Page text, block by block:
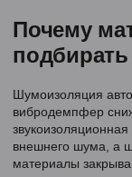
Почему
Шумоизоляция
вибродемпфер
внешнего шума, а
материалы